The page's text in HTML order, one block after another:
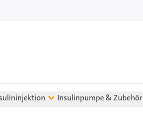
Insulinpumpe & Zubehör